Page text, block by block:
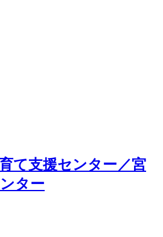
て支援センター／宮
ター